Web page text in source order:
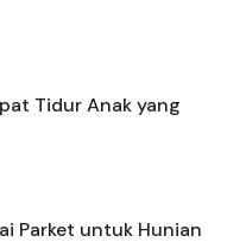
Tidur Anak yang
Parket untuk Hunian